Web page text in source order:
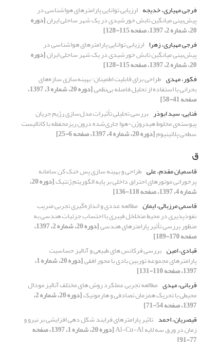
فرجی مهیاری، خدیجه ارزیابی توانایی پارامترهای هواشناسی در
پیش‌بینی میانگین تابش خورشیدی در یک شهر ساحلی ایران[دوره
20، شماره 2، 1397، صفحه 115-128]
فرجی مهیاری، زهرا ارزیابی توانایی پارامترهای هواشناسی در
پیش‌بینی میانگین تابش خورشیدی در یک شهر ساحلی ایران[دوره
20، شماره 2، 1397، صفحه 115-128]
فکور، مهدی طراحی برای قابلیت اطمینان: بهینه‌سازی سازه‌های
بحرانی با استفاده از تحلیل فاصله بی‌نظمی [دوره 20، شماره 3، 1397،
صفحه 41-58]
فنایی، سید ابوذر بررسی تحلیلی تأثیرات مدل‌سازی رژیم جریان
پیوسته‌ی مخلوط هیدروژن-هوا جاری‌شده درون ریزمحفظه‌ با کاتالیست
سطحی پلاتینیوم[دوره 20، شماره 4، 1397، صفحه 6-25]
ق
قاسمیان مقدم، علی طراحی و بهینه سازی پس خنک کن سامانه
پرخورانی موتورهای احتراق داخلی بر پایه الگوریتم ژنتیک [دوره 20،
شماره 4، 1397، صفحه 118-136]
قاسمی مرزبالی، ایمان مطالعه عددی و اندازه‌گیری تجربی ضریب
نفوذپذیری در محیط متخلخل فیبری با احتساب جزئیات هندسی به
منظور بررسی تأثیر پارامترهای هندسی [دوره 20، شماره 2، 1397،
صفحه 170-189]
قبادی، امین بررسی فرکانس های طبیعی و آنالیز حساسیت
پارامترهای مجموعه توربین بادی با محور افقی [دوره 20، شماره 1،
1397، صفحه 110-131]
قربانی، مهدی مطالعه تجربی عملکرد روش های مختلف آنالیز مودال
محیطی با تحریک همزمان تصادفی و هارمونیک [دوره 20، شماره 2،
1397، صفحه 54-71]
قیصریان، احمد تاثیر پارامترهای فرایند شکل دهی افزایشی بر نیرو و
زمان در ورق سه لایه Al-Cu-Al [دوره 20، شماره 1، 1397، صفحه